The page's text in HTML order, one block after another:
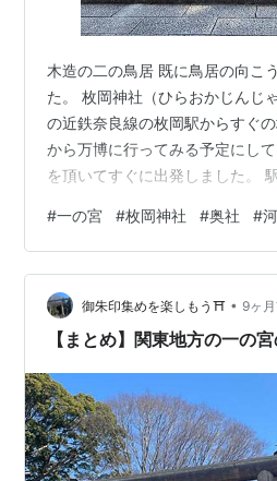
木造の二の鳥居 既に鳥居の向こ
た。 枚岡神社（ひらおかじんじ
の近鉄奈良線の枚岡駅からすぐ
から万博に行ってみる予定にし
を頂いてすぐに出発しました。
す。鳥居横でくつろいでいた多
まも「一緒に行こうかしら」と
が、のりというのか、関西ぽく
す。駅から車道をまたいで建つ
が、多分一の鳥居だと思われま
#一の宮 #枚岡神社 #奥社 #
御朱印集めを楽しもう⛩️ • 9ヶ
【まとめ】関東地方の一の